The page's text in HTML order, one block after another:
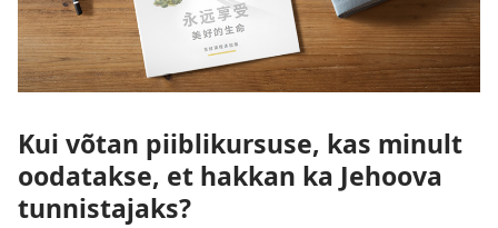
Kui võtan piiblikursuse, kas minult
oodatakse, et hakkan ka Jehoova
tunnistajaks?